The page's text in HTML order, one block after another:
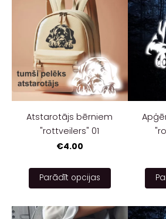
Atstarotājs bērniem
"rottveilers" 01
€4.00
Parādīt opcijas